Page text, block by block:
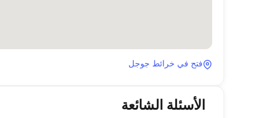
فتح في خرائط جوجل
الأسئلة الشائعة